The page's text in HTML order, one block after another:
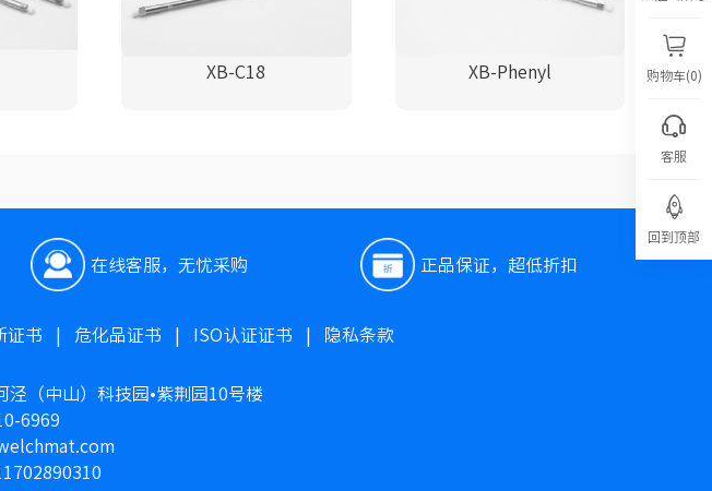
XB-C18 XB-Phenyl
在线客服，无忧采购 正品保证，超低折扣
证书 危化品证书 ISO认证证书 隐私条款
（中山）科技园•紫荆园10号楼
6969
购物车(0)
客服
回到顶部